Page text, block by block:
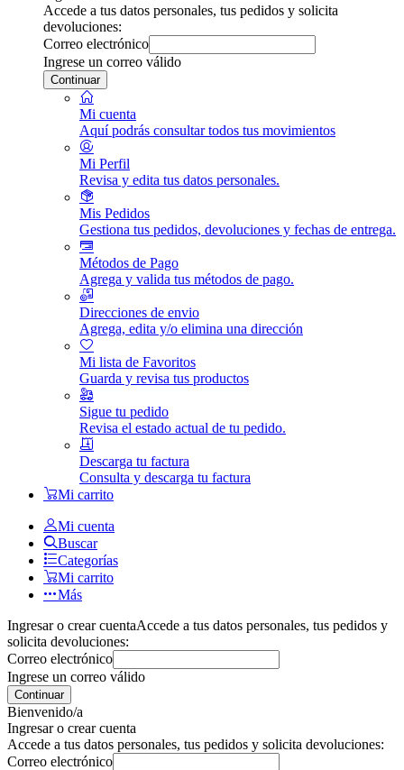
Accede a tus datos personales, tus pedidos y solicita
devoluciones:
Correo electrónico
Ingrese un correo válido
Continuar
Mi cuenta
Aquí podrás consultar todos tus movimientos
Mi Perfil
Revisa y edita tus datos personales.
Mis Pedidos
Gestiona tus pedidos, devoluciones y fechas de entrega.
Métodos de Pago
Agrega y valida tus métodos de pago.
Direcciones de envio
Agrega, edita y/o elimina una dirección
Mi lista de Favoritos
Guarda y revisa tus productos
Sigue tu pedido
Revisa el estado actual de tu pedido.
Descarga tu factura
Consulta y descarga tu factura
Mi carrito
Mi cuenta
Buscar
Categorías
Mi carrito
Más
Ingresar o crear cuentaAccede a tus datos personales, tus pedidos y
solicita devoluciones:
Correo electrónico
Ingrese un correo válido
Continuar
Bienvenido/a
Ingresar o crear cuenta
Accede a tus datos personales, tus pedidos y solicita devoluciones:
Correo electrónico